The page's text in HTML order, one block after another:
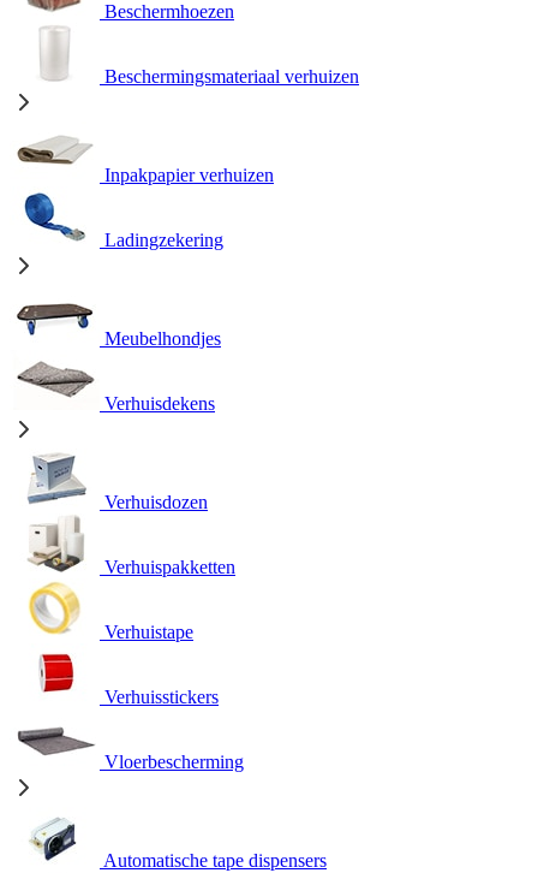
Beschermhoezen
Beschermingsmateriaal verhuizen
Inpakpapier verhuizen
Ladingzekering
Meubelhondjes
Verhuisdekens
Verhuisdozen
Verhuispakketten
Verhuistape
Verhuisstickers
Vloerbescherming
Automatische tape dispensers